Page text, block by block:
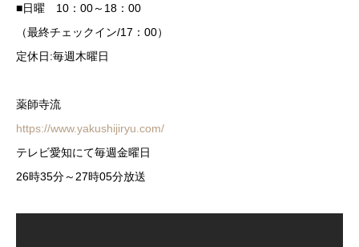
■日曜 10：00～18：00
（最終チェックイン/17：00）
定休日:毎週木曜日
薬師寺流
https://www.yakushijiryu.com/
テレビ愛知にて毎週金曜日
26時35分～27時05分放送